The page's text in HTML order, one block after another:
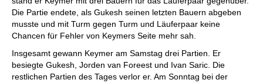
Die Partie endete, als Gukesh seinen letzten Bauern abgeben
musste und mit Turm gegen Turm und Läuferpaar keine
Chancen für Fehler von Keymers Seite mehr sah.
Insgesamt gewann Keymer am Samstag drei Partien. Er
besiegte Gukesh, Jorden van Foreest und Ivan Saric. Die
restlichen Partien des Tages verlor er. Am Sonntag bei der